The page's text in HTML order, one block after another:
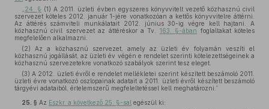
24. § (1) A 2011. üzleti évben egyszeres könyvvitelt vezető közhasznú civil
szervezet köteles 2012. január 1-jére vonatkozóan a kettős könyvvitelre áttérni.
Az áttérés számviteli munkálatait 2012. június 30-ig végre kell hajtani. A
közhasznú civil szervezet az áttéréskor a Tv. 163. §-ában foglaltakat köteles
megfelelően alkalmazni.
(2) Az a közhasznú szervezet, amely az üzleti év folyamán veszíti el
közhasznú jogállását, az üzleti év végén e rendelet szerinti kötelezettségeinek a
közhasznú szervezetekre vonatkozó szabályok szerint tesz eleget.
(3) A 2012. üzleti évről e rendelet mellékletei szerint készített beszámoló 2011.
üzleti évre vonatkozó oszlopainak adatait a 2011. üzleti évről készített beszámoló
tárgyévi adataiból, értelemszerű megfeleltetéssel kell meghatározni.”
25. § Az Eszkr. a következő 25. §-sal egészül ki: